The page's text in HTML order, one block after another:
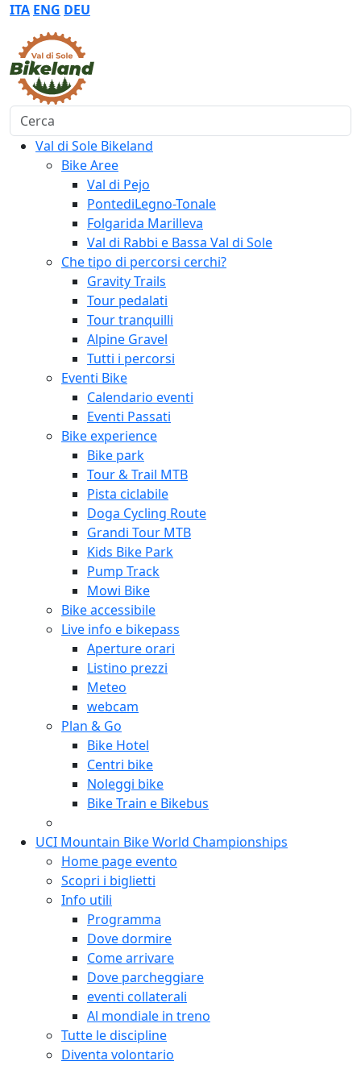
ITA ENG DEU
Cerca
Val di Sole Bikeland
Bike Aree
Val di Pejo
PontediLegno-Tonale
Folgarida Marilleva
Val di Rabbi e Bassa Val di Sole
Che tipo di percorsi cerchi?
Gravity Trails
Tour pedalati
Tour tranquilli
Alpine Gravel
Tutti i percorsi
Eventi Bike
Calendario eventi
Eventi Passati
Bike experience
Bike park
Tour & Trail MTB
Pista ciclabile
Doga Cycling Route
Grandi Tour MTB
Kids Bike Park
Pump Track
Mowi Bike
Bike accessibile
Live info e bikepass
Aperture orari
Listino prezzi
Meteo
webcam
Plan & Go
Bike Hotel
Centri bike
Noleggi bike
Bike Train e Bikebus
UCI Mountain Bike World Championships
Home page evento
Scopri i biglietti
Info utili
Programma
Dove dormire
Come arrivare
Dove parcheggiare
eventi collaterali
Al mondiale in treno
Tutte le discipline
Diventa volontario